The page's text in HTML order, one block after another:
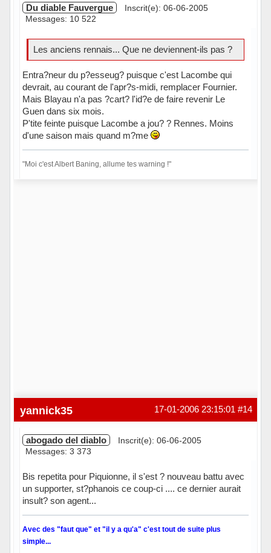
Du diable Fauvergue
Inscrit(e): 06-06-2005
Messages: 10 522
Les anciens rennais... Que ne deviennent-ils pas ?
Entra?neur du p?esseug? puisque c'est Lacombe qui
devrait, au courant de l'apr?s-midi, remplacer Fournier.
Mais Blayau n'a pas ?cart? l'id?e de faire revenir Le
Guen dans six mois.
P'tite feinte puisque Lacombe a jou? ? Rennes. Moins
d'une saison mais quand m?me
"Moi c'est Albert Baning, allume tes warning !"
#14
17-01-2006 23:15:01
yannick35
abogado del diablo
Inscrit(e): 06-06-2005
Messages: 3 373
Bis repetita pour Piquionne, il s'est ? nouveau battu avec
un supporter, st?phanois ce coup-ci .... ce dernier aurait
insult? son agent...
Avec des "faut que" et "il y a qu'a" c'est tout de suite plus
simple...